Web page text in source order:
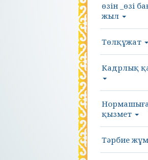
өзін _өзі
жыл
Төлқұжат
Кадрлық
қызмет
Тәрбие